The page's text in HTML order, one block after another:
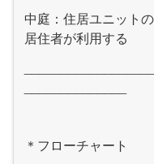
中庭：住居ユニット
居住者が利用する
＊フローチャート